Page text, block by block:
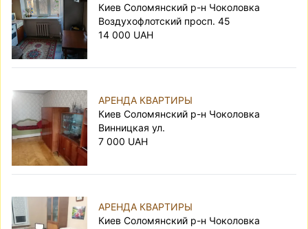
Киев Соломянский р-н Чоколовка
Воздухофлотский просп. 45
14 000 UAH
АРЕНДА КВАРТИРЫ
Киев Соломянский р-н Чоколовка
Винницкая ул.
7 000 UAH
АРЕНДА КВАРТИРЫ
Киев Соломянский р-н Чоколовка